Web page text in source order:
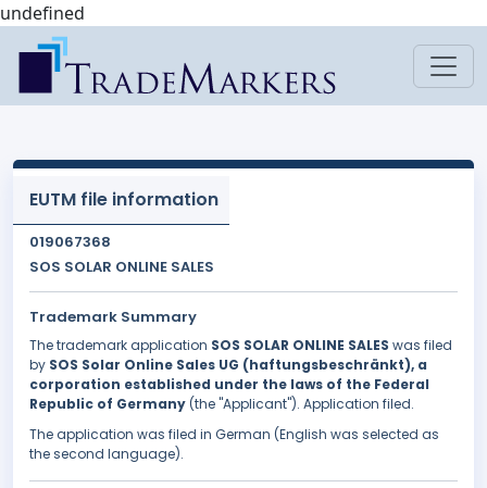
undefined
EUTM file information
019067368
SOS SOLAR ONLINE SALES
Trademark Summary
The trademark application SOS SOLAR ONLINE SALES was filed
by SOS Solar Online Sales UG (haftungsbeschränkt), a
corporation established under the laws of the Federal
Republic of Germany (the "Applicant"). Application filed.
The application was filed in German (English was selected as
the second language).